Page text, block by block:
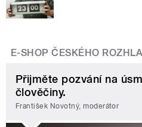
E-SHOP ČESKÉHO
Přijměte pozvání na
člověčiny.
František Novotný, moderátor